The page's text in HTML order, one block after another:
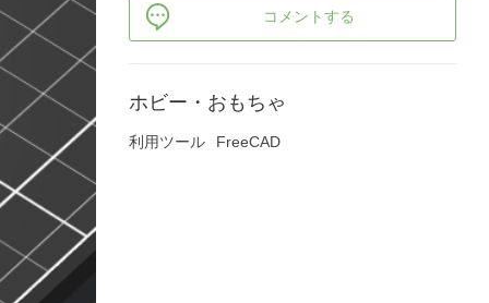
コメントする
ホビー・おもちゃ
利用ツール FreeCAD